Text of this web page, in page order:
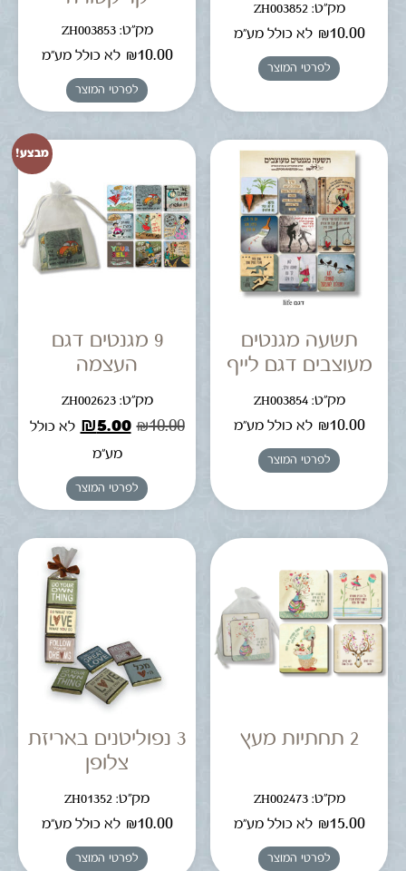
מק"ט: ZH003852
₪10.00 לא כולל מע"מ
לפרטי המוצר
מק"ט: ZH003853
₪10.00 לא כולל מע"מ
לפרטי המוצר
תשעה מגנטים
מעוצבים דגם לייף
מק"ט: ZH003854
₪10.00 לא כולל מע"מ
לפרטי המוצר
מבצע!
9 מגנטים דגם
העצמה
מק"ט: ZH002623
₪10.00
₪5.00
לא כולל
מע"מ
לפרטי המוצר
2 תחתיות מעץ
מק"ט: ZH002473
₪15.00 לא כולל מע"מ
לפרטי המוצר
3 נפוליטנים באריזת
צלופן
מק"ט: ZH01352
₪10.00 לא כולל מע"מ
לפרטי המוצר